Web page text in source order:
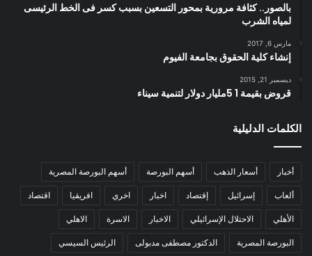
بالصور.. كثافة مرورية بمحور التسعين بسبب كسر فى الخط الرئيسى
لمياه الشرب
مارس 6, 2017
إنشاء كلية الحقوق بجامعة الفيوم
ديسمبر 21, 2015
قروض بقيمة 1 5مليار دولار لتنمية سيناء
الكلمات الدليلية
أخبار أسعار الذهب أسهم البورصة أسهم البورصة المصرية
ألعاب إسرائيل إقتصاد اخبار اخري افريقيا اقتصاد
الأهلي الاحتلال الإسرائيلي الاخبار الاسرة الاهلي
البورصة المصرية الدكتور مصطفى مدبولى الرئيس السيسي